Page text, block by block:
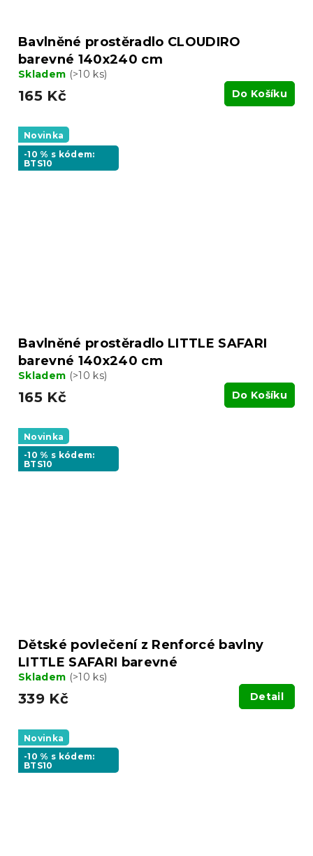
Bavlněné prostěradlo CLOUDIRO
barevné 140x240 cm
Skladem (>10 ks)
165 Kč Do Košíku
Novinka
-10 % s kódem:
BTS10
Bavlněné prostěradlo LITTLE SAFARI
barevné 140x240 cm
Skladem (>10 ks)
165 Kč Do Košíku
Novinka
-10 % s kódem:
BTS10
Dětské povlečení z Renforcé bavlny
LITTLE SAFARI barevné
Skladem (>10 ks)
339 Kč Detail
Novinka
-10 % s kódem:
BTS10